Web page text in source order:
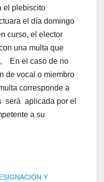
el plebiscito
el día domingo
curso, el elector
una multa que
, En el caso de no
de vocal o miembro
corresponde a
será aplicada por el
a su
Y